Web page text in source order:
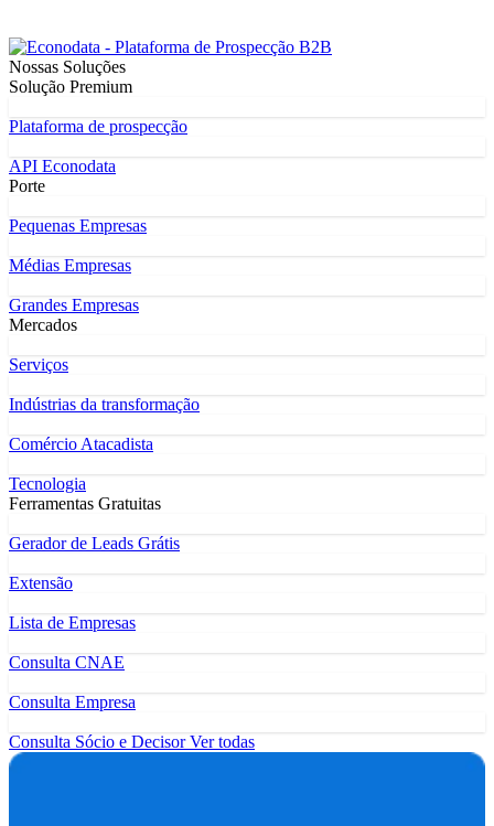
Nossas Soluções
Solução Premium
Plataforma de prospecção
API Econodata
Porte
Pequenas Empresas
Médias Empresas
Grandes Empresas
Mercados
Serviços
Indústrias da transformação
Comércio Atacadista
Tecnologia
Ferramentas Gratuitas
Gerador de Leads Grátis
Extensão
Lista de Empresas
Consulta CNAE
Consulta Empresa
Consulta Sócio e DecisorVer todas